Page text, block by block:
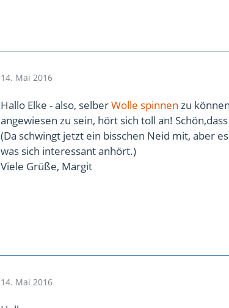
14. Mai 2016
Hallo Elke - also, selberWolle spinnen zu
angewiesen zu sein, hört sich toll an!
(Da schwingt jetzt ein bisschen Neid mit, aber
was sich interessant anhört.)
Viele Grüße, Margit
14. Mai 2016